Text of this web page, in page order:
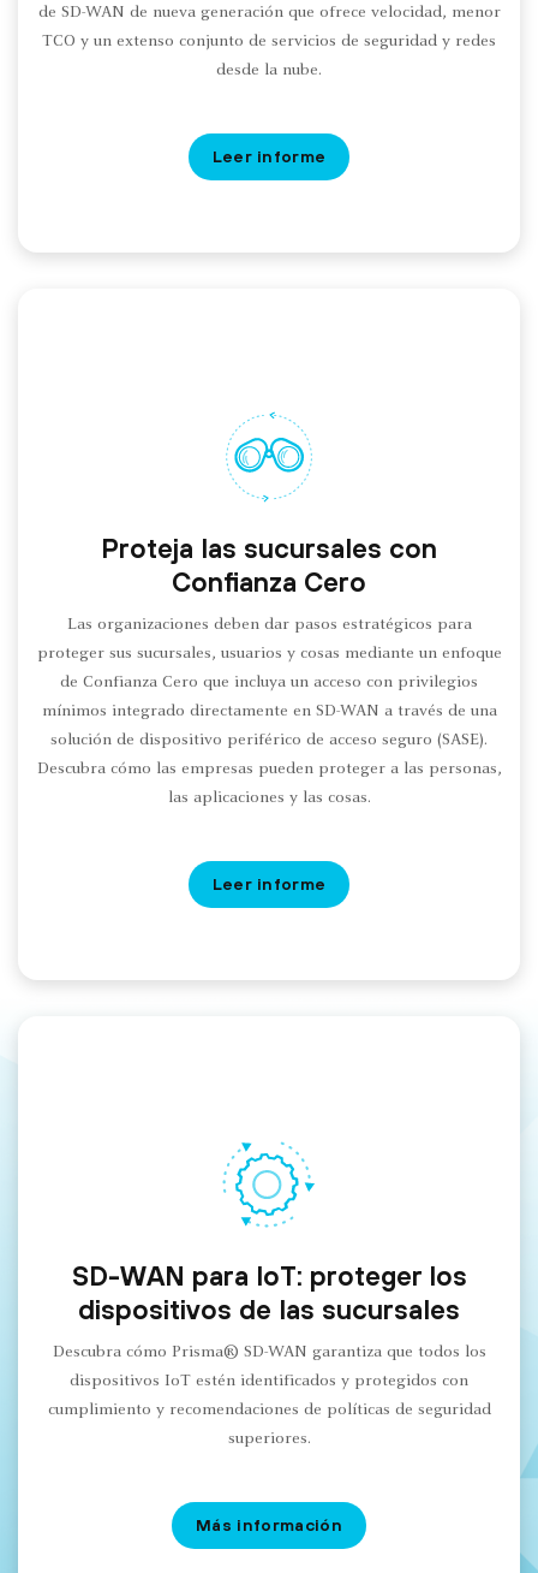
de SD-WAN de nueva generación que ofrece velocidad, menor
TCO y un extenso conjunto de servicios de seguridad y redes
desde la nube.
Leer informe
Proteja las sucursales con
Confianza Cero
Las organizaciones deben dar pasos estratégicos para
proteger sus sucursales, usuarios y cosas mediante un enfoque
de Confianza Cero que incluya un acceso con privilegios
mínimos integrado directamente en SD-WAN a través de una
solución de dispositivo periférico de acceso seguro (SASE).
Descubra cómo las empresas pueden proteger a las personas,
las aplicaciones y las cosas.
Leer informe
SD-WAN para IoT: proteger los
dispositivos de las sucursales
Descubra cómo Prisma® SD-WAN garantiza que todos los
dispositivos IoT estén identificados y protegidos con
cumplimiento y recomendaciones de políticas de seguridad
superiores.
Más información